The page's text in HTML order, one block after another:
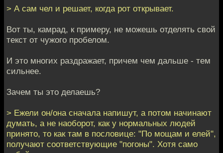
> А сам чел и решает, когда рот открывает.
Вот ты, камрад, к примеру, не можешь отделять свой
текст от чужого пробелом.
И это многих раздражает, причем чем дальше - тем
сильнее.
Зачем ты это делаешь?
> Ежели он/она сначала напишут, а потом начинают
думать, а не наоборот, как у нормальных людей
принято, то как там в пословице: "По мощам и елей",
получают соответствующие "погоны". Хотя само